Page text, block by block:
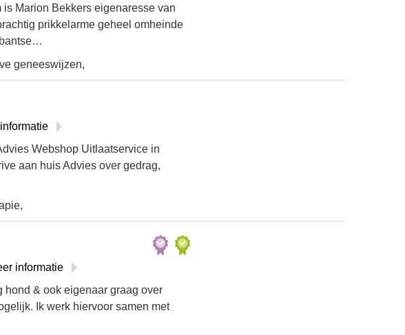
Marion Bekkers eigenaresse van
prikkelarme geheel omheinde
geneeswijzen,
Webshop Uitlaatservice in
aan huis Advies over gedrag,
informatie
& ook eigenaar graag over
Ik werk hiervoor samen met